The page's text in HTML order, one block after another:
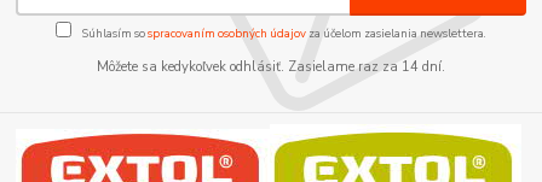
Súhlasím sospracovaním osobných údajov za účelom zasielania newslettera.
Môžete sa kedykoľvek odhlásiť. Zasielame raz za 14 dní.